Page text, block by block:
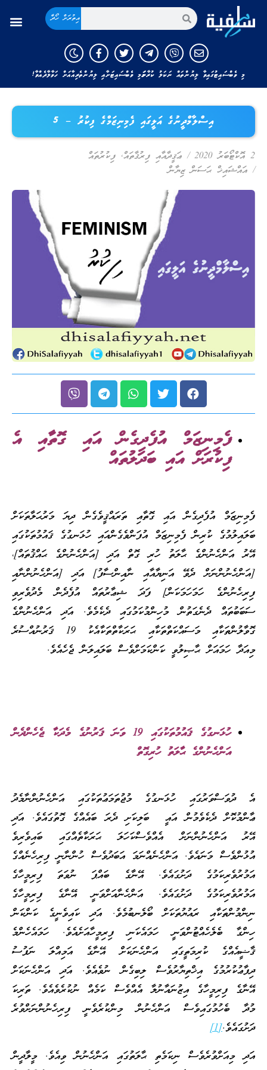
އިތުރަށް ހޯދާ
މި ވެބްސައިޓުގައިވާ ލިޔުންތައް ނަކަލު ކުރާނަމަ މި ވެބްސައިޓަށާއި ލިޔުންތެރިއާއަށް ހަވާލާދެއްވާ!
އިސްލާމްދީނުގެ އަލީގައި ފެމިނިޒަމްގެ ފިކުރު – 5
2 އޮކްޓޯބަރު 2020 / ޢަޤީދާއާއި ފިރުޤާތައް, ފިކުރުތައް
/ އައްޝައިޚް ޙަސަން ޒިޔާން
ފެމިނިޒަމް އުފެދިގެން އައި ގޮތާއި އެ
ފިކުރަށް އައި ބަދަލުތައް
ފެމިނިޒަމް އުފެދިގެން އައި ގޮތާއި ތަރައްޤީވެގެން ދިޔަ މަރުޙަލާތަކަށް
ބަލައިލުމުގެ ކުރިން ފެމިނިޒަމް އުފަންވެގެންއައި ހުޅަނގުގެ ޤައުމުތަކުގައި
އޭރު އަންހެނުންގެ ޙާލަތު ހުރި ގޮތް އަދި [އަންހެނުންގެ ޙައްޤުތައް]،
[އަންހެނުންނަށް ދެވޭ އަނިޔާއާއި ނާއިންސާފު] އަދި [އަންހެނުންނާއި
ފިރިހެނުންގެ ހަމަހަމަކަން] ފަދަ ޝިޢާރުތައް އުފެދެން މެދުވެރިވި
ސަބަބުތައް ދެނެގަތުން މުހިންމުކަމުގައި ދެކެމެވެ. އަދި އަންހެނުންގެ
ގޮވާލުންތަކާއި މަސައްކަތްތަކާއި ޙަރަކާތްތަކާއެކު 19 ޤަރުނުއްސުރެ
މިއަދާ ހަމައަށް ޙާޞިލުވީ ކަންކަމަށްވެސް ބަލައިލަން ޖެހެއެވެ.
ހުޅަނގުގެ ޤައުމުތަކުގައި 19 ވަނަ ޤަރުނުގެ މެދަކާ ޖެހެންދެން
އަންހެނުންގެ ޙާލަތު ހުރިގޮތް
އެ ދުވަސްވަރުގައި ހުޅަނގުގެ މުޖުތަމަޢުތަކުގައި އަންހެނުންނާމެދު
ޢާންމުކޮށް ދެކެވެމުން އައީ ބަލިކަށި ދެރަ ބައެއްގެ ގޮތުގައެވެ. އަދި
އޭރު އަންހެނުންނަށް އެއްވެސްކަހަލަ ޙަރަކާތެއްގައި ބައިވެރިވެ
އުޅުންވެސް މަނައެވެ. އަންހެނެއްނަމަ އަބަދުވެސް ހުންނާނީ ފިރިހެނެއްގެ
އަމުރުވެރިކަމުގެ ދަށުގައެވެ. އޭނާގެ ބައްޕަ ނުވަތަ ފިރިމީހާގެ
އަމުރުވެރިކަމުގެ ދަށުގައެވެ. އަންހެނާއަށްވަނީ އޭނާގެ ފިރިމީހާގެ
ނިންމުންތަކާއި ރައުޔުތަކަށް ބޯލެނބުމެވެ. އަދި ކައިވެނީގެ ކަންކަން
ހިންގާ ބެލެހެއްޓުންވަނީ ހަމައެކަނި ފިރިމީހާއަށެއެވެ. ހަމައެހެންމެ
ޤާޟީއެއްގެ ކުރިމަތީގައި އަންހެނަކަށް އޭނާގެ އަމިއްލަ ނަފުސު
ދިފާޢުކުރުމުގެ އިޚްތިޔާރުވެސް ލިބިގެން ނުވެއެވެ. އަދި އަންހެނަކަށް
އޭނާގެ ފިރިމީހާގެ އިޒުނައާނުލާ އެއްވެސް ކަމެއް ނުކުރެވެއެވެ. ތަރިކަ
މުދާ ބެހުމުގައިވެސް އަންހެނުން މިންކުރެވެނީ ފިރިހެނުންނަށްވުރެ
ދަށުގައެވެ.[1]
އަދި މިއަށްވުރެވެސް ނިކަމެތި ޙާލަތުގައި އަންހެނުން ވިއެވެ. މީލާދީން